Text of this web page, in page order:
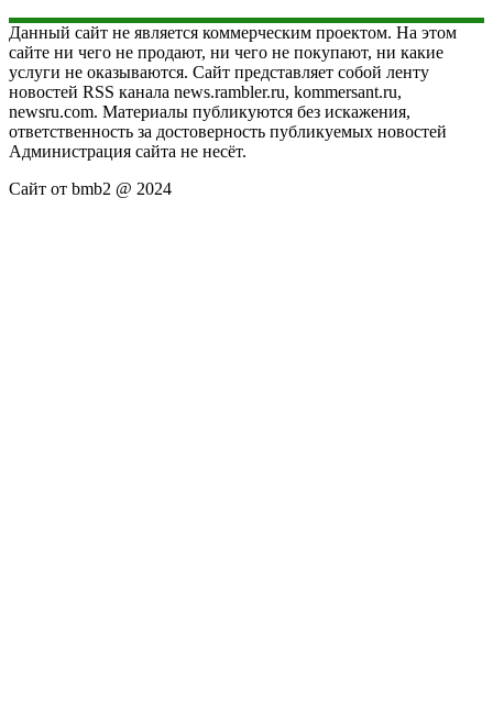
Данный сайт не является коммерческим проектом. На этом
сайте ни чего не продают, ни чего не покупают, ни какие
услуги не оказываются. Сайт представляет собой ленту
новостей RSS канала news.rambler.ru, kommersant.ru,
newsru.com. Материалы публикуются без искажения,
ответственность за достоверность публикуемых новостей
Администрация сайта не несёт.
Сайт от bmb2 @ 2024